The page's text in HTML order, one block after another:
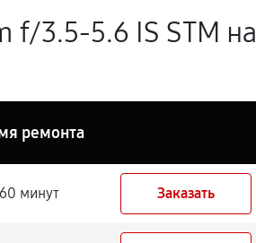
f/3.5-5.6 IS STM на
ремонта
60 минут Заказать